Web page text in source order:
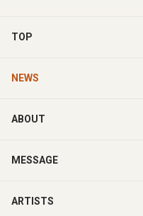
TOP
NEWS
ABOUT
MESSAGE
ARTISTS